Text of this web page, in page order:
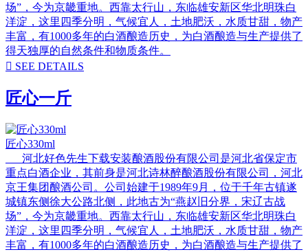
场”，今为京畿重地。西靠太行山，东临雄安新区华北明珠白
洋淀，这里四季分明，气候宜人，土地肥沃，水质甘甜，物产
丰富，有1000多年的白酒酿造历史，为白酒酿造与生产提供了
得天独厚的自然条件和物质条件。
 SEE DETAILS
匠心一斤
匠心330ml
河北好色先生下载安装酿酒股份有限公司是河北省保定市
重点白酒企业，其前身是河北诗林醉酿酒股份有限公司，河北
京王集团酿酒公司。公司始建于1989年9月，位于千年古镇遂
城镇东侧徐大公路北侧，此地古为“燕赵旧分界，宋辽古战
场”，今为京畿重地。西靠太行山，东临雄安新区华北明珠白
洋淀，这里四季分明，气候宜人，土地肥沃，水质甘甜，物产
丰富，有1000多年的白酒酿造历史，为白酒酿造与生产提供了